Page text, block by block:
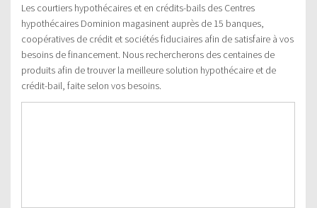
Les courtiers hypothécaires et en crédits-bails des Centres
hypothécaires Dominion magasinent auprès de 15 banques,
coopératives de crédit et sociétés fiduciaires afin de satisfaire à vos
besoins de financement. Nous rechercherons des centaines de
produits afin de trouver la meilleure solution hypothécaire et de
crédit-bail, faite selon vos besoins.